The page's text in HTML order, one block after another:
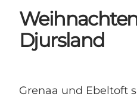
Randers
Silkeborg
Viborg
Djursland
Grenaa und Ebeltoft